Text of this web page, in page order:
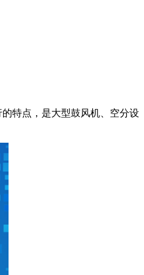
特点，是大型鼓风机、空分设